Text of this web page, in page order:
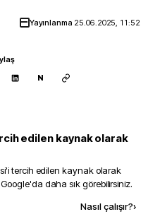
Yayınlanma 25.06.2025, 11:52
N
edilen kaynak olarak
'i tercih edilen kaynak olarak
daha sık görebilirsiniz.
Nasıl çalışır?›